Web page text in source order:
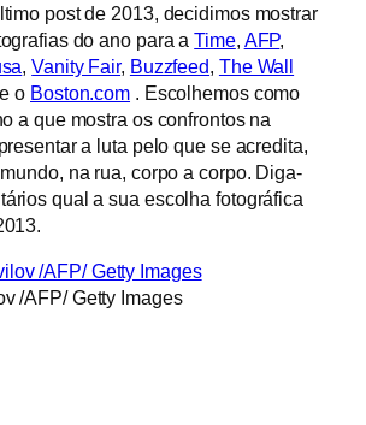
post de 2013, decidimos mostrar
do ano para aTime, AFP,
,Vanity Fair, Buzzfeed, The Wall
o Boston.com . Escolhemos como
a que mostra os confrontos na
a luta pelo que se acredita,
na rua, corpo a corpo. Diga-
qual a sua escolha fotográfica
/AFP/ Getty Images